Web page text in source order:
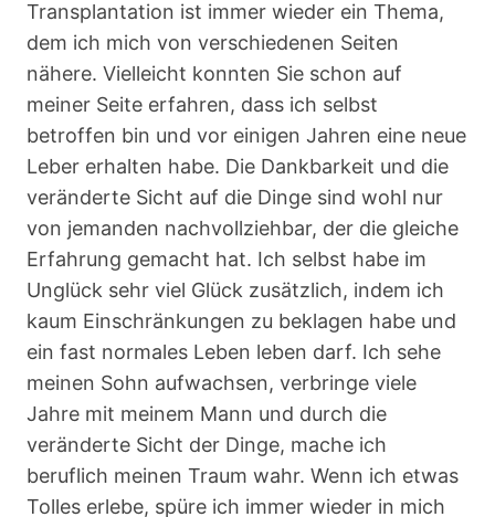
Transplantation ist immer wieder ein Thema,
dem ich mich von verschiedenen Seiten
nähere. Vielleicht konnten Sie schon auf
meiner Seite erfahren, dass ich selbst
betroffen bin und vor einigen Jahren eine neue
Leber erhalten habe. Die Dankbarkeit und die
veränderte Sicht auf die Dinge sind wohl nur
von jemanden nachvollziehbar, der die gleiche
Erfahrung gemacht hat. Ich selbst habe im
Unglück sehr viel Glück zusätzlich, indem ich
kaum Einschränkungen zu beklagen habe und
ein fast normales Leben leben darf. Ich sehe
meinen Sohn aufwachsen, verbringe viele
Jahre mit meinem Mann und durch die
veränderte Sicht der Dinge, mache ich
beruflich meinen Traum wahr. Wenn ich etwas
Tolles erlebe, spüre ich immer wieder in mich